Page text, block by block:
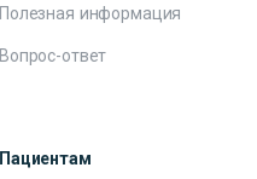
Полезная информация
Вопрос-ответ
Пациентам